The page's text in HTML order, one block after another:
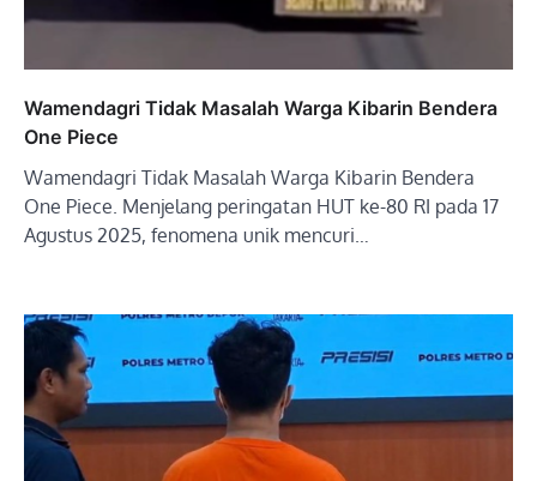
Wamendagri Tidak Masalah Warga Kibarin Bendera
One Piece
Wamendagri Tidak Masalah Warga Kibarin Bendera
One Piece. Menjelang peringatan HUT ke-80 RI pada 17
Agustus 2025, fenomena unik mencuri…